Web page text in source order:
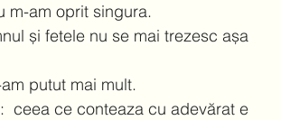
m-am oprit singura.
și fetele nu se mai trezesc așa
putut mai mult.
ceea ce conteaza cu adevărat e